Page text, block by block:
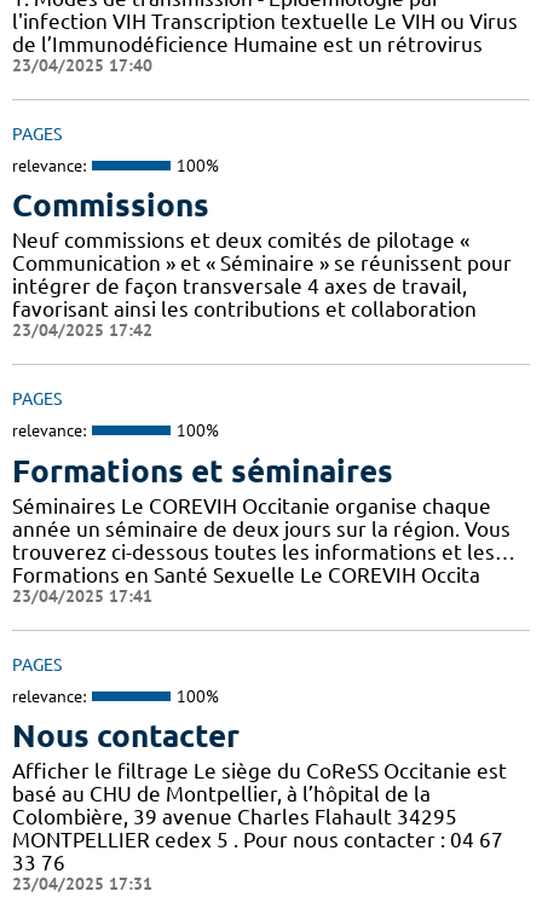
l'infection VIH Transcription textuelle Le VIH ou Virus
de l’Immunodéficience Humaine est un rétrovirus
23/04/2025 17:40
PAGES
relevance: 100%
Commissions
Neuf commissions et deux comités de pilotage «
Communication » et « Séminaire » se réunissent pour
intégrer de façon transversale 4 axes de travail,
favorisant ainsi les contributions et collaboration
23/04/2025 17:42
PAGES
relevance: 100%
Formations et séminaires
Séminaires Le COREVIH Occitanie organise chaque
année un séminaire de deux jours sur la région. Vous
trouverez ci-dessous toutes les informations et les…
Formations en Santé Sexuelle Le COREVIH Occita
23/04/2025 17:41
PAGES
relevance: 100%
Nous contacter
Afficher le filtrage Le siège du CoReSS Occitanie est
basé au CHU de Montpellier, à l’hôpital de la
Colombière, 39 avenue Charles Flahault 34295
MONTPELLIER cedex 5 . Pour nous contacter : 04 67
33 76
23/04/2025 17:31